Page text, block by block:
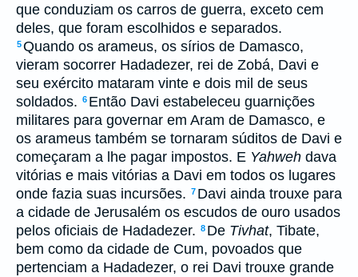
que conduziam os carros de guerra, exceto cem
deles, que foram escolhidos e separados.
5Quando os arameus, os sírios de Damasco,
vieram socorrer Hadadezer, rei de Zobá, Davi e
seu exército mataram vinte e dois mil de seus
soldados. 6 Então Davi estabeleceu guarnições
militares para governar em Aram de Damasco, e
os arameus também se tornaram súditos de Davi e
começaram a lhe pagar impostos. E Yahweh dava
vitórias e mais vitórias a Davi em todos os lugares
onde fazia suas incursões. 7 Davi ainda trouxe para
a cidade de Jerusalém os escudos de ouro usados
pelos oficiais de Hadadezer. 8 De Tivhat, Tibate,
bem como da cidade de Cum, povoados que
pertenciam a Hadadezer, o rei Davi trouxe grande